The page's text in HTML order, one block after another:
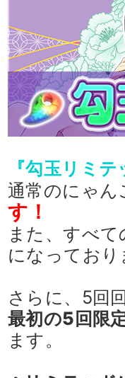
『勾玉リミ
通常のにゃ
す！
また、すべ
になっており
さらに、5回
最初の5回限
ます。